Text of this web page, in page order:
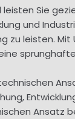
leisten Sie
und
zu leisten.
Ansatz